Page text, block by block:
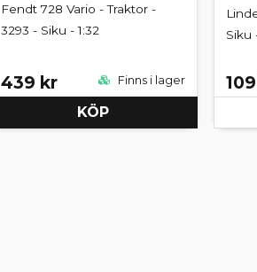
Fendt 728 Vario - Traktor -
3293 - Siku - 1:32
439 kr Finns i lager
KÖP
Siku